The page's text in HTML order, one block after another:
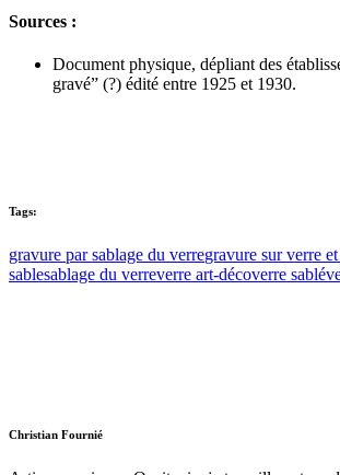
Sources :
Document physique, dépliant des
gravé” (?) édité entre 1925 et 1930.
Tags:
gravure par sablage du verregravure sur verre
sablesablage du verreverre art-décoverre sablé
Christian Fournié